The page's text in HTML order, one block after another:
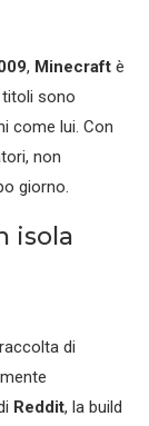
, Minecraft è
titoli sono
come lui. Con
non
giorno.
isola
di
Reddit, la build